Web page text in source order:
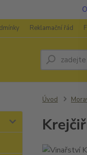
Reklamační řád
Úvod